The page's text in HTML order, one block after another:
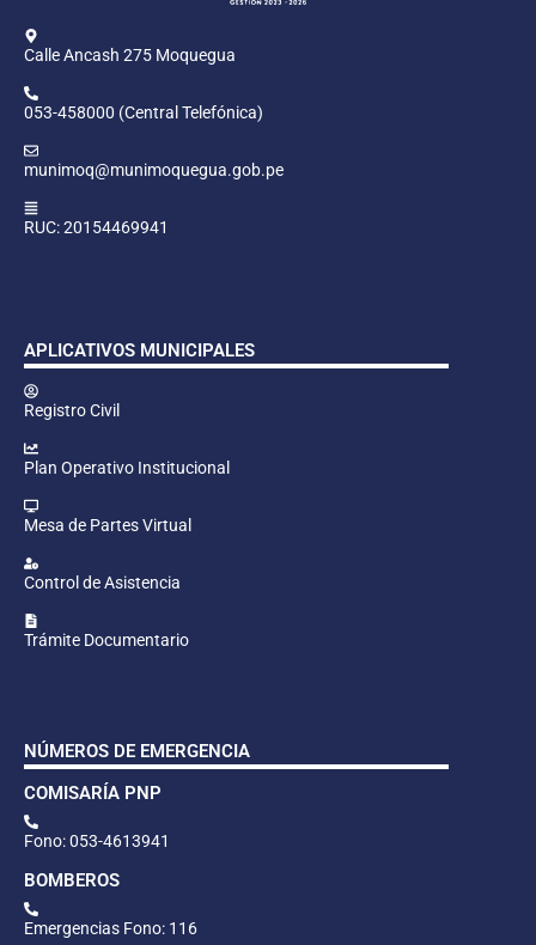
Calle Ancash 275 Moquegua
053-458000 (Central Telefónica)
munimoq@munimoquegua.gob.pe
RUC: 20154469941
APLICATIVOS MUNICIPALES
Registro Civil
Plan Operativo Institucional
Mesa de Partes Virtual
Control de Asistencia
Trámite Documentario
NÚMEROS DE EMERGENCIA
COMISARÍA PNP
Fono: 053-4613941
BOMBEROS
Emergencias Fono: 116